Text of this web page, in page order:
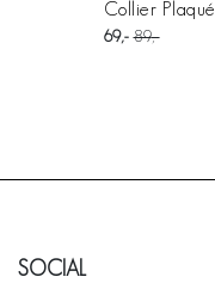
Collier
69 89
SOCIAL